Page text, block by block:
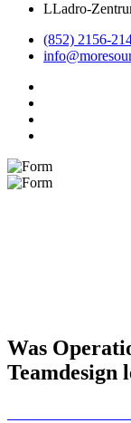
LLadro-
(852) 2156-
Was
Teamdesign